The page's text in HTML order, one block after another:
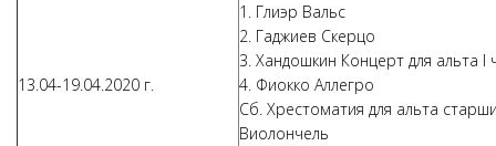
13.04-19.04.2020 г.
1. Глиэр Вальс
2. Гаджиев Скерцо
3. Хандошкин Концерт для альта I
4. Фиокко Аллегро
Сб. Хрестоматия для альта
Виолончель